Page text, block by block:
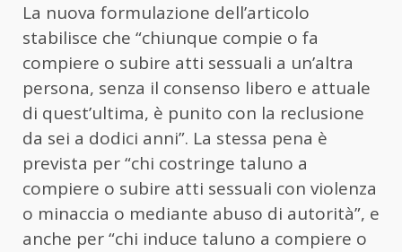
La nuova formulazione dell’articolo
stabilisce che “chiunque compie o fa
compiere o subire atti sessuali a un’altra
persona, senza il consenso libero e attuale
di quest’ultima, è punito con la reclusione
da sei a dodici anni”. La stessa pena è
prevista per “chi costringe taluno a
compiere o subire atti sessuali con violenza
o minaccia o mediante abuso di autorità”, e
anche per “chi induce taluno a compiere o